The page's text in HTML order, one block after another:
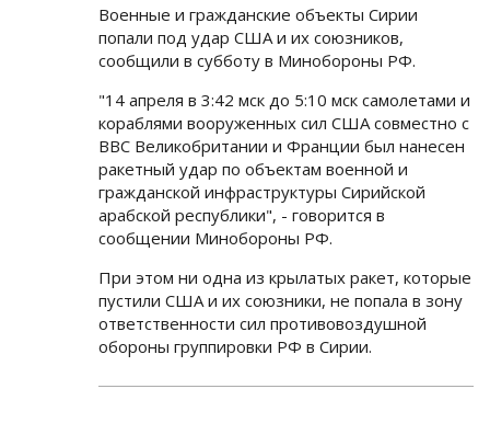
Военные и гражданские объекты Сирии
попали под удар США и их союзников,
сообщили в субботу в Минобороны РФ.
"14 апреля в 3:42 мск до 5:10 мск самолетами и
кораблями вооруженных сил США совместно с
ВВС Великобритании и Франции был нанесен
ракетный удар по объектам военной и
гражданской инфраструктуры Сирийской
арабской республики", - говорится в
сообщении Минобороны РФ.
При этом ни одна из крылатых ракет, которые
пустили США и их союзники, не попала в зону
ответственности сил противовоздушной
обороны группировки РФ в Сирии.